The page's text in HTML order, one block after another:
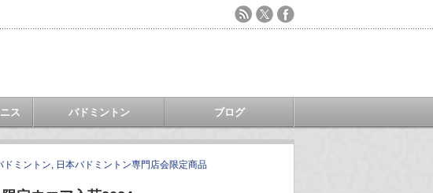
ス バドミントン ブログ
ドミントン, 日本バドミントン専門店会限定商品